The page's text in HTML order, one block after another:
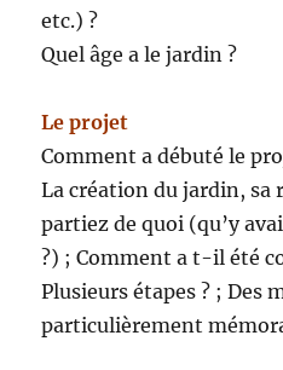
etc.) ?
Quel âge a le jardin ?
Le projet
Comment a débuté le
La création du jardin, sa
partiez de quoi (qu’y
?) ; Comment a t-il été
Plusieurs étapes ? ; Des
particulièrement